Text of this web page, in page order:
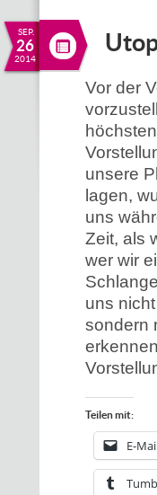
SEP.
26
2014
Vor der
unsere
lagen,
uns
Zeit, als
wer wir
uns
sondern
Teilen mit:
E-